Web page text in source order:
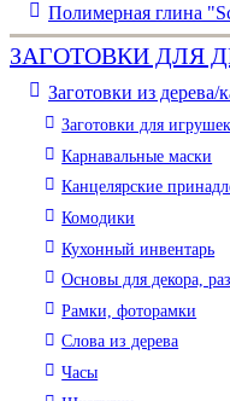
Полимерная глина
ЗАГОТОВКИ ДЛЯ
Заготовки из дерева/
Заготовки для
Карнавальные маски
Канцелярские
Комодики
Кухонный инвентарь
Основы для декора,
Рамки, фоторамки
Слова из дерева
Часы